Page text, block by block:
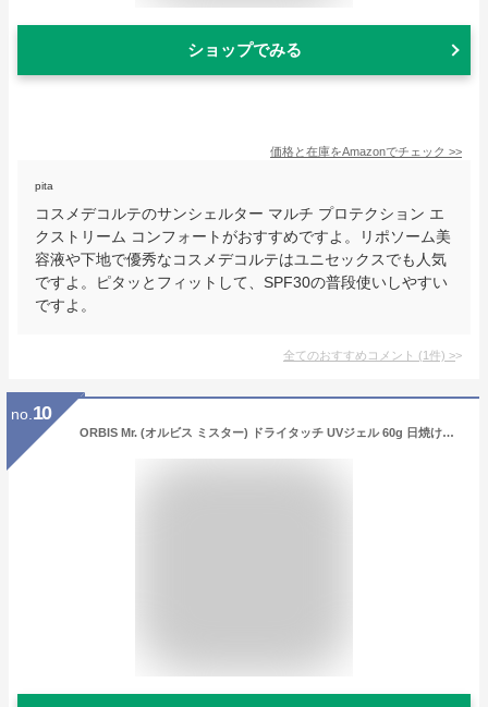
ショップでみる
価格と在庫をAmazonでチェック >>
pita
コスメデコルテのサンシェルター マルチ プロテクション エ
クストリーム コンフォートがおすすめですよ。リポソーム美
容液や下地で優秀なコスメデコルテはユニセックスでも人気
ですよ。ピタッとフィットして、SPF30の普段使いしやすい
ですよ。
全てのおすすめコメント (1件) >
no. 10
ORBIS Mr. (オルビス ミスター) ドライタッチ UVジェル 60g 日焼け止め メンズ (SPF50+ / PA++++) 塗るあぶら